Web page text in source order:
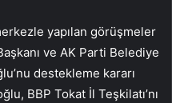
yapılan görüşmeler
ve AK Parti Belediye
destekleme kararı
BBP Tokat İl Teşkilatı’nı